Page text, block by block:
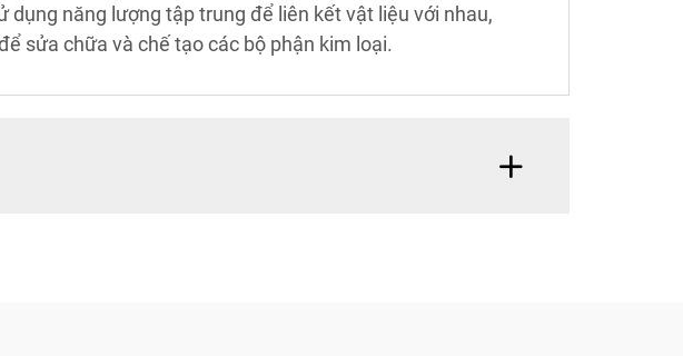
năng lượng tập trung để liên kết vật liệu với nhau,
sửa chữa và chế tạo các bộ phận kim loại.